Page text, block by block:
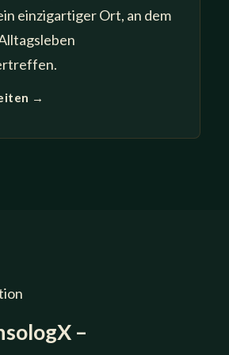
einzigartiger Ort, an dem
→
–